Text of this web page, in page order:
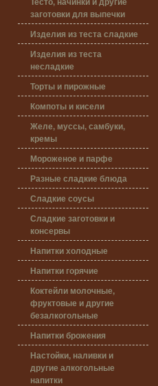
заготовки для выпечки
Изделия из теста сладкие
Изделия из теста
несладкие
Торты и пирожные
Компоты и кисели
Желе, муссы, самбуки,
кремы
Мороженое и парфе
Разные сладкие блюда
Сладкие соусы
Сладкие заготовки и
консервы
Напитки холодные
Напитки горячие
Коктейли молочные,
фруктовые и другие
безалкогольные
Напитки брожения
Настойки, наливки и
другие алкогольные
напитки